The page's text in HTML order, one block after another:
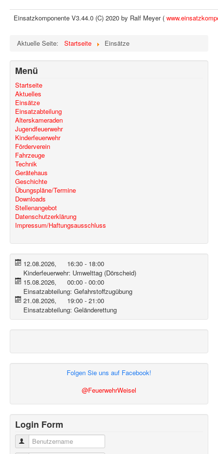
Einsatzkomponente V3.44.0 (C) 2020 by Ralf Meyer (
Aktuelle Seite: Startseite Einsätze
Menü
Startseite
Aktuelles
Einsätze
Einsatzabteilung
Alterskameraden
Jugendfeuerwehr
Kinderfeuerwehr
Förderverein
Fahrzeuge
Technik
Gerätehaus
Geschichte
Übungspläne/Termine
Downloads
Stellenangebot
Datenschutzerklärung
Impressum/Haftungsausschluss
12.08.2026, 16:30- 18:00
Kinderfeuerwehr: Umwelttag (Dörscheid)
15.08.2026, 00:00- 00:00
Einsatzabteilung:Gefahrstoffzugübung
21.08.2026, 19:00- 21:00
Einsatzabteilung:Geländerettung
Folgen Sie uns auf Facebook!
@FeuerwehrWeisel
Login Form
Benutzername